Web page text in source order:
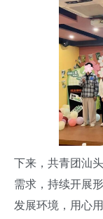
下来，共青团汕
需求，持续开展
发展环境，用心